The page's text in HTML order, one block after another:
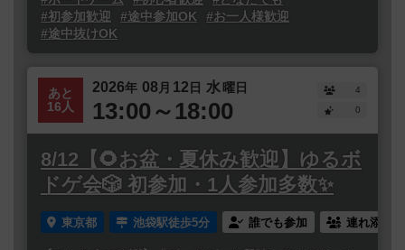
#初参加歓迎
#途中参加OK
#お一人様歓迎
#途中抜けOK
あと
16人
2026年 08 月 12日 水曜日
13:00～18:00
4
0
8/12【🌻お盆・夏休み歓迎】ゆるボ
ドゲ会🎲 初参加・1人参加多数✨
東京都 池袋駅徒歩5分 誰でも参加 連れ添い